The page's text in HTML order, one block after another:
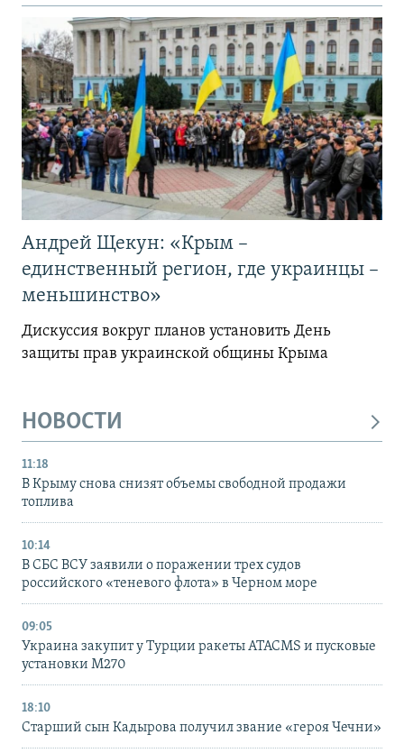
Андрей Щекун: «Крым –
единственный регион, где украинцы –
меньшинство»
Дискуссия вокруг планов установить День
защиты прав украинской общины Крыма
НОВОСТИ
11:18
В Крыму снова снизят объемы свободной продажи
топлива
10:14
В СБС ВСУ заявили о поражении трех судов
российского «теневого флота» в Черном море
09:05
Украина закупит у Турции ракеты ATACMS и пусковые
установки M270
18:10
Старший сын Кадырова получил звание «героя Чечни»